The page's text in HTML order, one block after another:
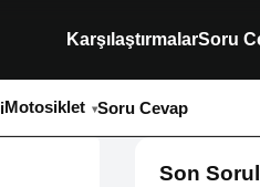
KarşılaştırmalarSoru
Motosiklet Soru Cevap
Son